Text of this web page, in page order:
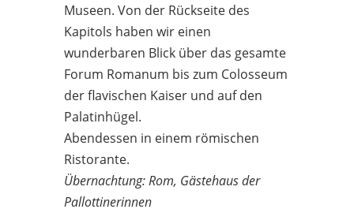
Museen. Von der Rückseite des
Kapitols haben wir einen
wunderbaren Blick über das gesamte
Forum Romanum bis zum Colosseum
der flavischen Kaiser und auf den
Palatinhügel.
Abendessen in einem römischen
Ristorante.
Übernachtung: Rom, Gästehaus der
Pallottinerinnen